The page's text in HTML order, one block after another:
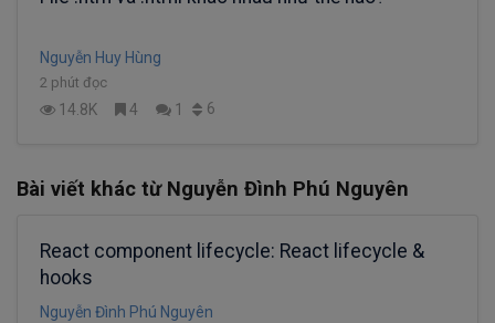
Nguyễn Huy Hùng
2 phút đọc
14.8K 4 1 6
Bài viết khác từ Nguyễn Đình Phú Nguyên
React component lifecycle: React lifecycle &
hooks
Nguyễn Đình Phú Nguyên